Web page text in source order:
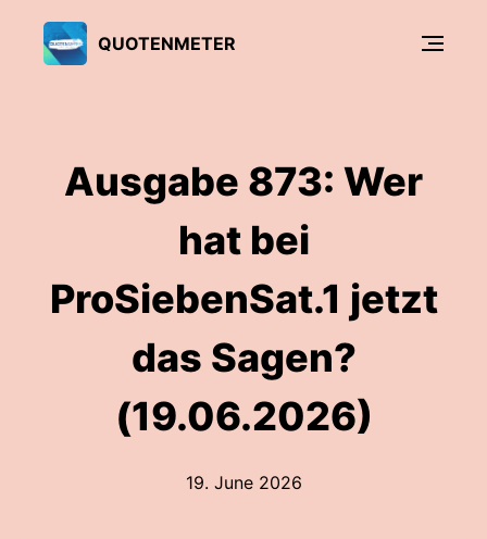
QUOTENMETER
Ausgabe 873: Wer
hat bei
ProSiebenSat.1 jetzt
das Sagen?
(19.06.2026)
19. June 2026